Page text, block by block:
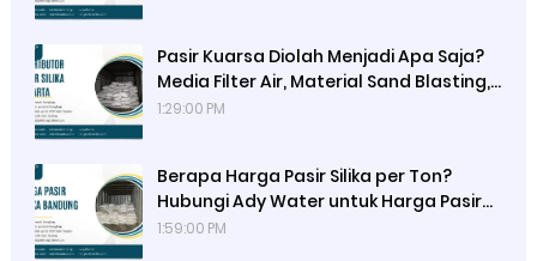
Pasir Kuarsa Diolah Menjadi Apa Saja?
Media Filter Air, Material Sand Blasting,
Gelas, Kaca, dan Campuran Konstruksi
1:29:00 PM
Berapa Harga Pasir Silika per Ton?
Hubungi Ady Water untuk Harga Pasir
Silika Kemasan 50 kg, Hasil Uji Lab
1:59:00 PM